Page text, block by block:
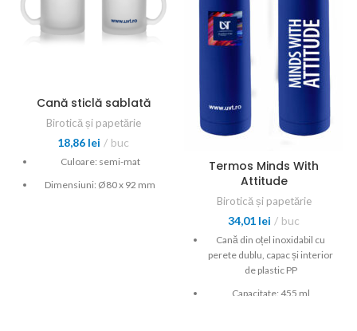
Cană sticlă sablată
Birotică și papetărie
18,86 lei buc
Culoare: semi-mat
Dimensiuni: Ø80 x 92 mm
Termos Minds With
Attitude
Birotică și papetărie
34,01 lei buc
Cană din oțel inoxidabil cu
perete dublu, capac și interior
de plastic PP
Capacitate: 455 ml